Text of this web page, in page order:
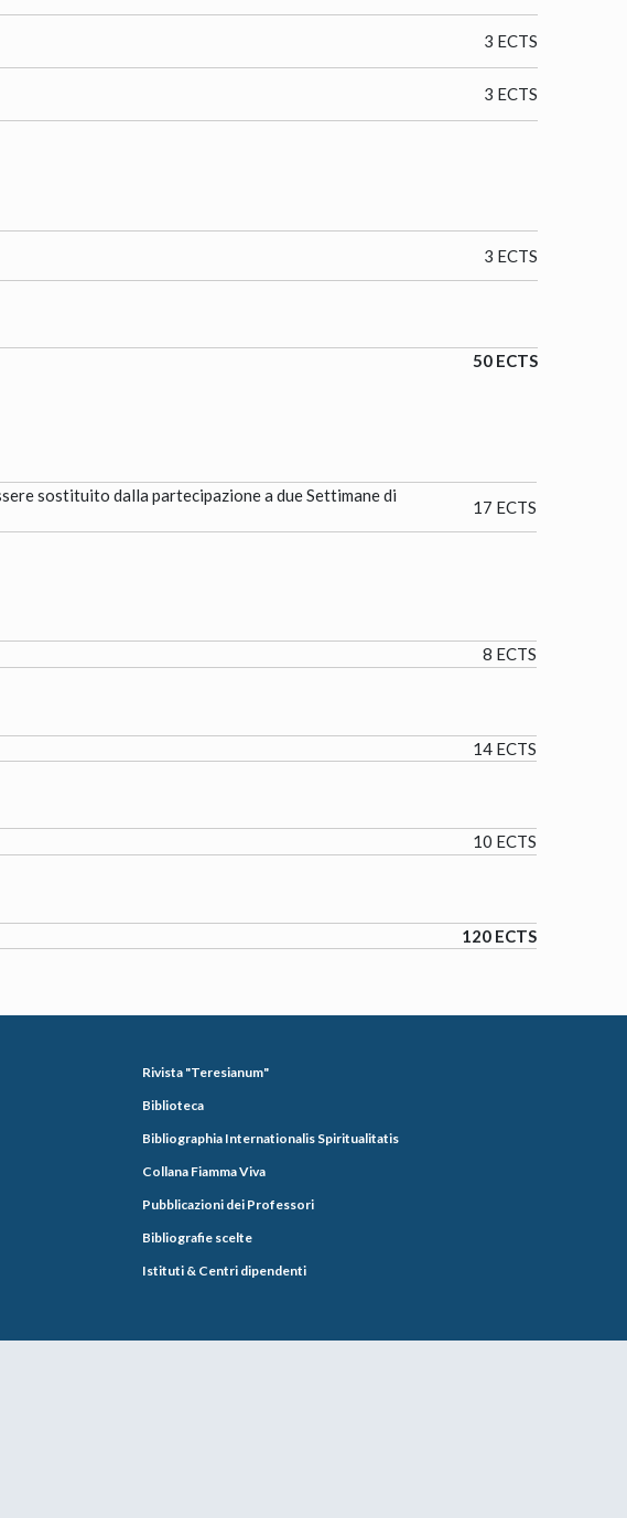
3 ECTS
3 ECTS
3 ECTS
50 ECTS
sostituito dalla partecipazione a due Settimane di
17 ECTS
8 ECTS
14 ECTS
10 ECTS
120 ECTS
Rivista "Teresianum"
Biblioteca
Bibliographia Internationalis Spiritualitatis
Collana Fiamma Viva
Pubblicazioni dei Professori
Bibliografie scelte
Istituti & Centri dipendenti